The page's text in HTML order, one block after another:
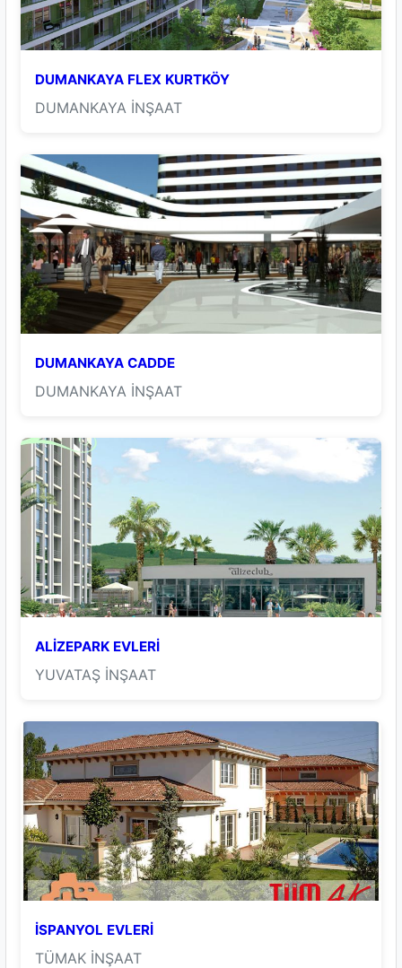
DUMANKAYA FLEX KURTKÖY
DUMANKAYA İNŞAAT
DUMANKAYA CADDE
DUMANKAYA İNŞAAT
ALİZEPARK EVLERİ
YUVATAŞ İNŞAAT
İSPANYOL EVLERİ
TÜMAK İNŞAAT